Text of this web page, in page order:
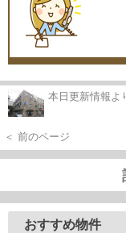
本日更新情報よ
＜ 前のページ
おすすめ物件